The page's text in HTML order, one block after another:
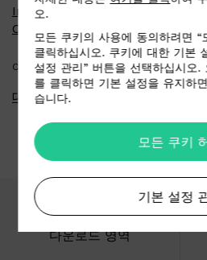
Interior - Residential &
Contract/Hospitality
COUNTRY
대만 (Taiwan)
다운로드 영역
오.
모든 쿠키의 사용에 동의하려면 “
클릭하십시오. 쿠키에 대한 기본
설정 관리” 버튼을 선택하십시오.
를 클릭하면 기본 설정을 유지하
습니다.
모든 쿠키
기본 설정